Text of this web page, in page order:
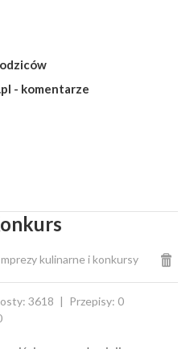
- komentarze
kulinarne i konkursy
3618
Przepisy: 0